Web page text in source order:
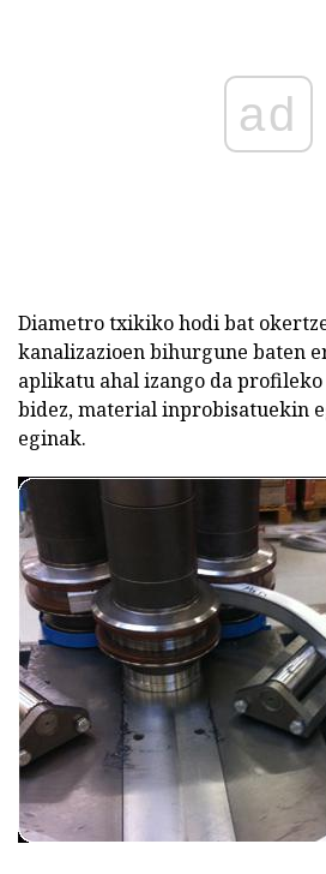
ad
Diametro txikiko hodi bat
kanalizazioen bihurgune baten
aplikatu ahal izango da
bidez, material inprobisatuekin
eginak.